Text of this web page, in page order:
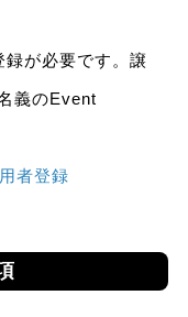
が必要です。譲
義のEvent
者登録